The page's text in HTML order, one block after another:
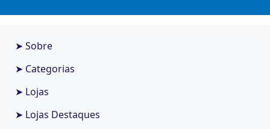
➤ Sobre
➤ Categorias
➤ Lojas
➤ Lojas Destaques